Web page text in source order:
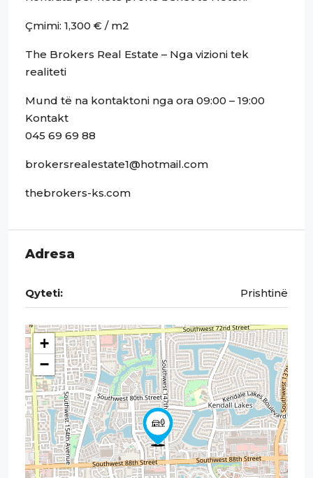
Çmimi: 1,300 € / m2
The Brokers Real Estate – Nga vizioni tek
realiteti
Mund të na kontaktoni nga ora 09:00 – 19:00
Kontakt
045 69 69 88
brokersrealestate1@hotmail.com
thebrokers-ks.com
Adresa
Qyteti: Prishtinë
+
−